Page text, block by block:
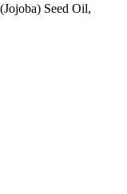
Seed Oil,